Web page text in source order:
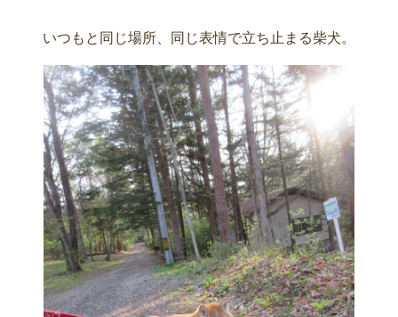
いつもと同じ場所、同じ表情で立ち止まる柴犬。